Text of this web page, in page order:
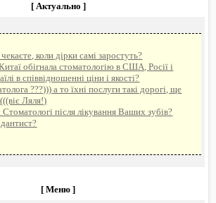
[ Актуально ]
коли дірки самі заростуть?
обігнала стоматологію в США, Росії і
в співвідношенні ціни і якості?
???))) а то їхні послуги такі дорогі, ще
Ляля!)
після лікування Ваших зубів?
[ Меню ]